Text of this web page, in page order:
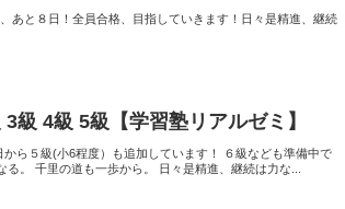
あと８日！全員合格、目指していきます！日々是精進、継続
級 4級 5級【学習塾リアルゼミ】
ら５級(小6程度）も追加しています！ ６級なども準備中で
。 千里の道も一歩から。 日々是精進、継続は力な...